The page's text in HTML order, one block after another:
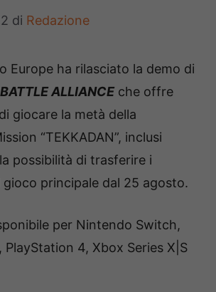
di Redazione
Europe ha rilasciato la demo di
ALLIANCE che offre
giocare la metà della
“TEKKADAN”, inclusi
possibilità di trasferire i
gioco principale dal 25 agosto.
per Nintendo Switch,
PlayStation 4, Xbox Series X|S